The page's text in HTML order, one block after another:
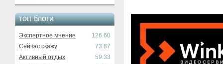
топ блоги
Экспертное мнение
126.60
Сейчас скажу
73.87
Активный отдых
59.33